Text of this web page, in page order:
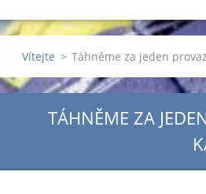
Vítejte > Táhněme za jeden
TÁHNĚME ZA